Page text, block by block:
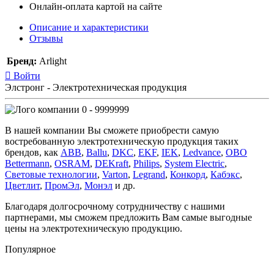
Онлайн-оплата картой на сайте
Описание и характеристики
Отзывы
Бренд: Arlight
Войти
Элстронг - Электротехническая продукция
0 - 9999999
В нашей компании Вы сможете приобрести самую
востребованную электротехническую продукция таких
брендов, как ABB, Ballu, DKC, EKF, IEK, Ledvance, OBO
Bettermann, OSRAM, DEKraft, Philips, System Electric,
Световые технологии, Varton, Legrand, Конкорд, Кабэкс,
Цветлит, ПромЭл, Монэл и др.
Благодаря долгосрочному сотрудничеству с нашими
партнерами, мы сможем предложить Вам самые выгодные
цены на электротехническую продукцию.
Популярное